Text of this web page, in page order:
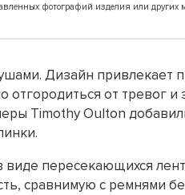
фотографий изделия или других
Дизайн привлекает
от тревог и
Timothy Oulton
виде пересекающихся лент
сравнимую с ремнями